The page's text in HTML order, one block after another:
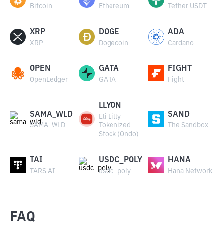
Bitcoin Ethereum Tether USDT
XRP
XRP
DOGE
Dogecoin
ADA
Cardano
OPEN
OpenLedger
GATA
GATA
FIGHT
Fight
SAMA_WLD
SAMA_WLD
LLYON
Eli Lilly
Tokenized
Stock (Ondo)
SAND
The Sandbox
TAI
TARS AI
USDC_POLY
usdc_poly
HANA
Hana Network
FAQ